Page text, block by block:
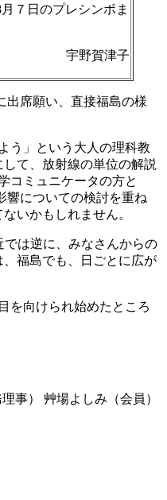
７日のプレシンポま
宇野賀津子
出席願い、直接福島の様
う」という大人の理科教
て、放射線の単位の解説
コミュニケータの方と
響についての検討を重ね
いかもしれません。
は逆に、みなさんからの
福島でも、日ごとに広が
を向けられ始めたところ
事） 艸場よしみ（会員）